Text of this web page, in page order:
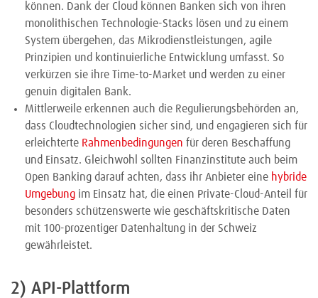
können. Dank der Cloud können Banken sich von ihren
monolithischen Technologie-Stacks lösen und zu einem
System übergehen, das Mikrodienstleistungen, agile
Prinzipien und kontinuierliche Entwicklung umfasst. So
verkürzen sie ihre Time-to-Market und werden zu einer
genuin digitalen Bank.
Mittlerweile erkennen auch die Regulierungsbehörden an,
dass Cloudtechnologien sicher sind, und engagieren sich für
erleichterte Rahmenbedingungen für deren Beschaffung
und Einsatz. Gleichwohl sollten Finanzinstitute auch beim
Open Banking darauf achten, dass ihr Anbieter eine hybride
Umgebung im Einsatz hat, die einen Private-Cloud-Anteil für
besonders schützenswerte wie geschäftskritische Daten
mit 100-prozentiger Datenhaltung in der Schweiz
gewährleistet.
2) API-Plattform